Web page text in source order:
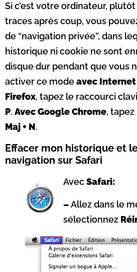
Si c’est votre ordinateur, plutôt
traces après coup, vous
de “navigation privée”, dans
historique ni cookie ne sont
disque dur pendant que vous
activer ce modeavec
Firefox, tapez le raccourci
P. Avec Google Chrome,
Maj + N.
Effacer mon historique et
navigation sur Safari
AvecSafari:
–Allez dans le
sélectionnez